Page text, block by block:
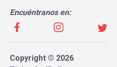
Encuéntranos en:
Copyright © 2026